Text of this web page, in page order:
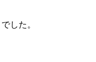
した。